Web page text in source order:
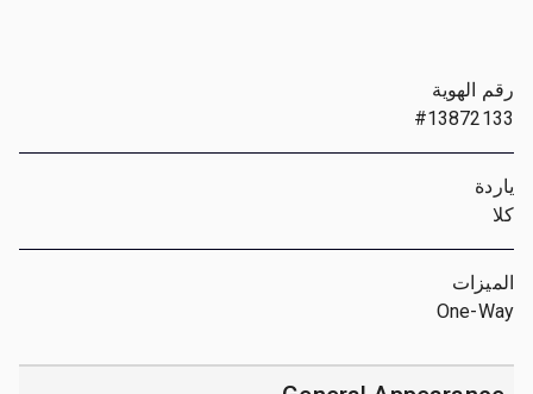
رقم الهوية
#13872133
ياردة
كلا
الميزات
One-Way